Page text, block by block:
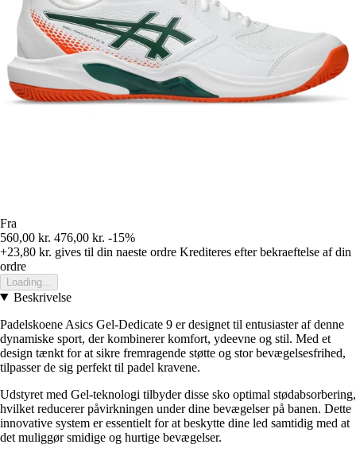
Fra
560,00 kr. 476,00 kr. -15%
+23,80 kr. gives til din naeste ordre Krediteres efter bekraeftelse af din
ordre
Loading...
Beskrivelse
Padelskoene Asics Gel-Dedicate 9 er designet til entusiaster af denne
dynamiske sport, der kombinerer komfort, ydeevne og stil. Med et
design tænkt for at sikre fremragende støtte og stor bevægelsesfrihed,
tilpasser de sig perfekt til padel kravene.
Udstyret med Gel-teknologi tilbyder disse sko optimal stødabsorbering,
hvilket reducerer påvirkningen under dine bevægelser på banen. Dette
innovative system er essentielt for at beskytte dine led samtidig med at
det muliggør smidige og hurtige bevægelser.